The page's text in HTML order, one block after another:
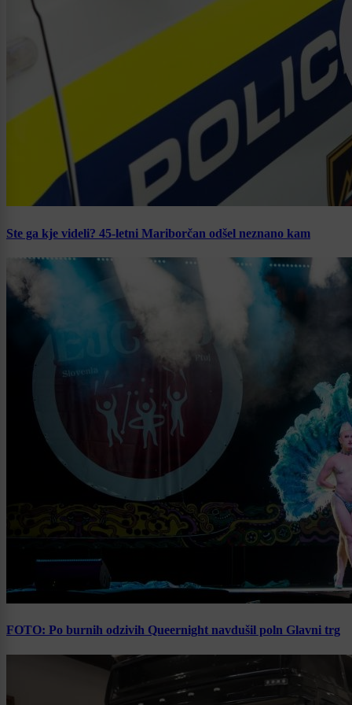
Ste ga kje videli? 45-letni Mariborčan odšel neznano kam
FOTO: Po burnih odzivih Queernight navdušil poln Glavni trg